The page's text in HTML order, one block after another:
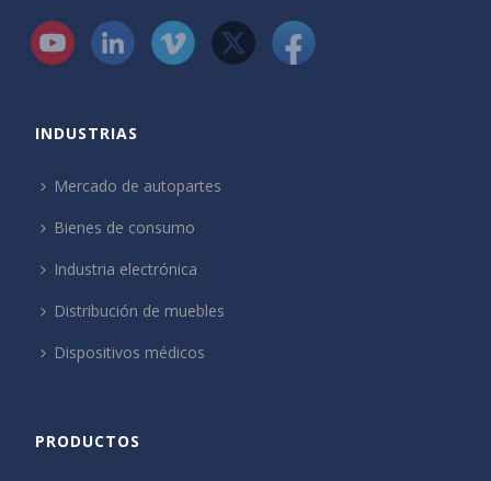
INDUSTRIAS
Mercado de autopartes
Bienes de consumo
Industria electrónica
Distribución de muebles
Dispositivos médicos
PRODUCTOS